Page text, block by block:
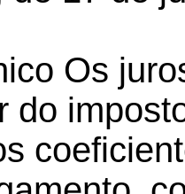
Os
do